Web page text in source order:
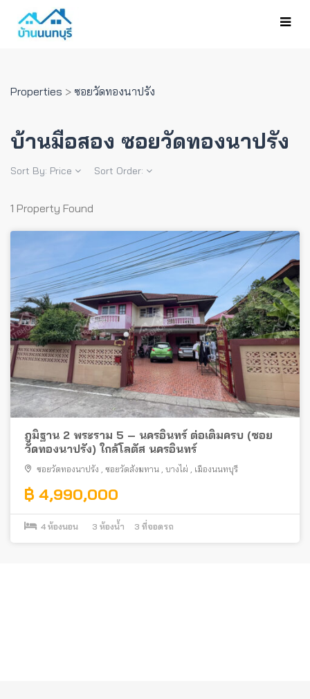
Properties > ซอยวัดทองนาปรัง
บ้านมือสอง ซอยวัดทองนาปรัง
Sort By: Price Sort Order:
1 Property Found
ภูมิฐาน 2 พระราม 5 – นครอินทร์ ต่อเติมครบ (ซอย
วัดทองนาปรัง) ใกล้โลตัส นครอินทร์
ซอยวัดทองนาปรัง ซอยวัดสังฆทาน บางไผ่ เมืองนนทบุรี
฿ 4,990,000
4 ห้องนอน 3 ห้องน้ำ 3 ที่จอดรถ